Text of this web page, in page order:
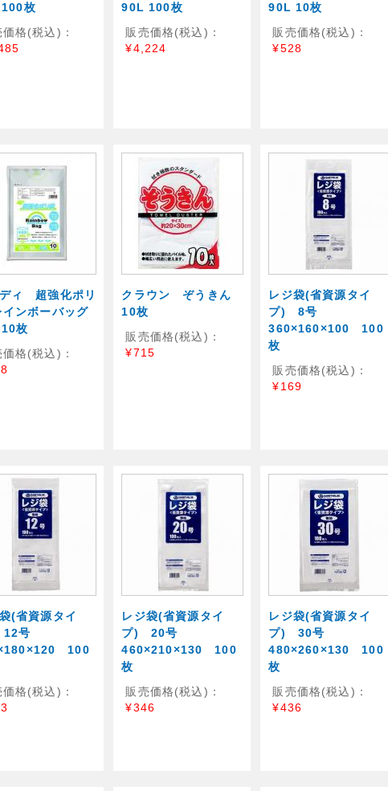
100枚
価格(税込)：
90L 100枚
販売価格(税込)：
¥4,224
90L 10枚
販売価格(税込)：
¥528
ィ 超強化ポリ
インボーバッグ
10枚
価格(税込)：
クラウン ぞうきん
10枚
販売価格(税込)：
¥715
レジ袋(省資源タイ
プ) 8号
360×160×100 100
枚
販売価格(税込)：
¥169
(省資源タイ
号
100
価格(税込)：
レジ袋(省資源タイ
プ) 20号
460×210×130 100
枚
販売価格(税込)：
¥346
レジ袋(省資源タイ
プ) 30号
480×260×130 100
枚
販売価格(税込)：
¥436